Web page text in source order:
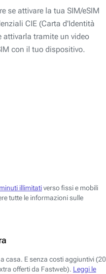
se attivare la tua SIM/eSIM
CIE (Carta d'Identità
attivarla tramite un video
con il tuo dispositivo.
minuti illimitativerso fissi e mobili
tutte le informazioni sulle
casa. E senza costi aggiuntivi (20
offerti da Fastweb). Leggi le